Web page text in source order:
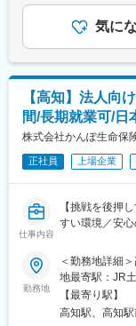
変更の範囲：
└ノルマはなく
お客様対応の
をお任せいたし
教育、結婚、
対し、郵便局
ら、一人ひと
例）1日の流れ
8:30始業／
12:00昼食／
16:00帰社（
郵便局の制服
く、アポイン
「あなたに相
いただけたと
当、都市部に
内規程に基づ
あくまでも目
ります。月給(
気に
【高知】法人向
間/長期就業可/日
株式会社かんぽ生命保
正社員 上場企業
仕事内容
【挑戦を後押
すい環境／安心
■業務概要：
かんぽ生命の
客さまに対し
サポートする
の声に耳を傾
勤務地
＜勤務地詳細
地最寄駅：JR
あり変更の範
【最寄り駅】
高知駅、高知